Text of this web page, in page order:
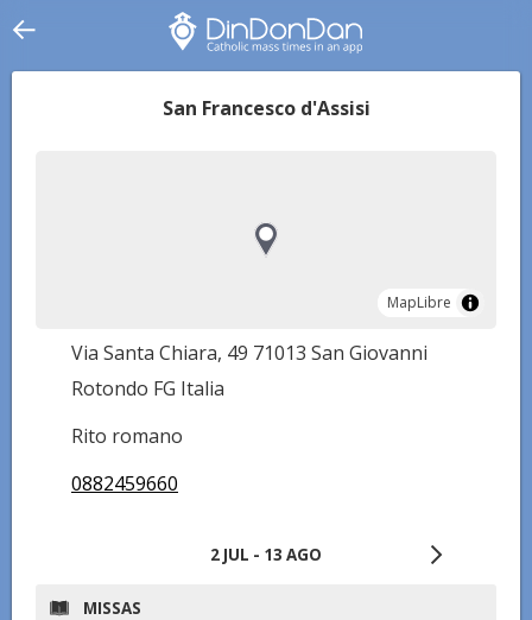
San Francesco d'Assisi
MapLibre
MapLibre
Via Santa Chiara, 49 71013 San Giovanni
Rotondo FG Italia
Rito romano
0882459660
2 JUL - 13 AGO
MISSAS